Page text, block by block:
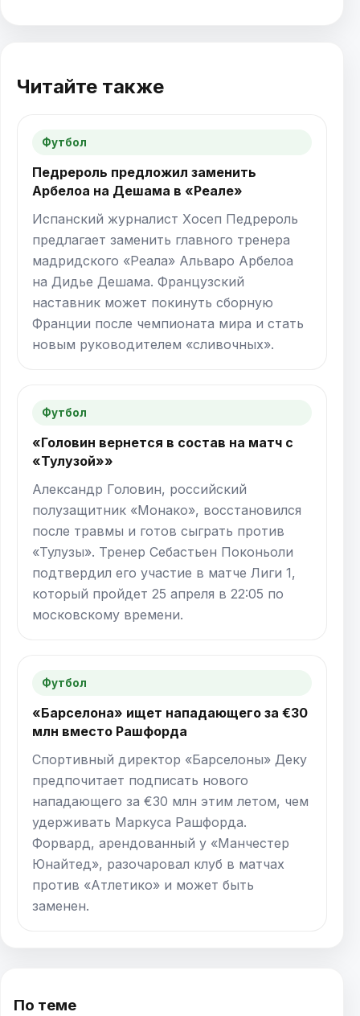
Читайте также
Футбол
Педрероль предложил заменить
Арбелоа на Дешама в «Реале»
Испанский журналист Хосеп Педрероль
предлагает заменить главного тренера
мадридского «Реала» Альваро Арбелоа
на Дидье Дешама. Фрaнцузский
наставник может покинуть сборную
Франции после чемпионата мира и стать
новым руководителем «сливочных».
Футбол
«Головин вернется в состав на матч с
«Тулузой»»
Александр Головин, российский
полузащитник «Монако», восстановился
после травмы и готов сыграть против
«Тулузы». Тренер Себастьен Поконьоли
подтвердил его участие в матче Лиги 1,
который пройдет 25 апреля в 22:05 по
московскому времени.
Футбол
«Барселона» ищет нападающего за €30
млн вместо Рашфорда
Спортивный директор «Барселоны» Деку
предпочитает подписать нового
нападающего за €30 млн этим летом, чем
удерживать Маркуса Рашфорда.
Форвард, арендованный у «Манчестер
Юнайтед», разочаровал клуб в матчах
против «Атлетико» и может быть
заменен.
По теме